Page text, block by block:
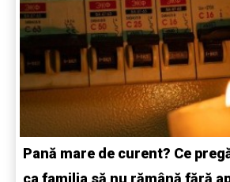
Pană mare de curent? Ce
ca familia să nu rămână fără